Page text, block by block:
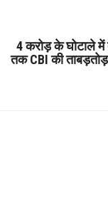
4 करोड़ के घोटाले
तक CBI की